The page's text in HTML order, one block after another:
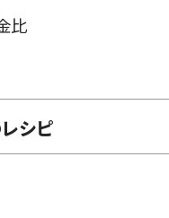
比
シピ